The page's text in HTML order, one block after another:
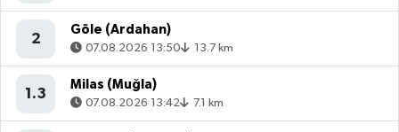
2
Göle (Ardahan)
07.08.2026 13:50 13.7 km
1.3
Milas (Muğla)
07.08.2026 13:42 7.1 km